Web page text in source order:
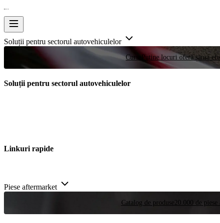
Soluții pentru sectorul autovehiculelor
Curse Puține locuri oferă șansa
Soluții pentru sectorul autovehiculelor
Linkuri rapide
Piese aftermarket
Catalog de produse 20.000 de